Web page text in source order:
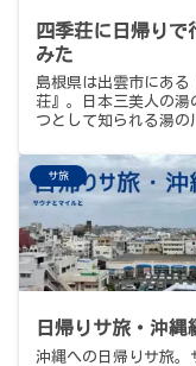
ッフさんたち。サウナ
近所『みやこ食堂』の
かい親子丼。
四季荘に日帰りで
みた
島根県は出雲市にある
荘』。日本三美人の湯
つとして知られる湯の
を聞きつけていつもの
で行ってきました…
サ旅
日帰りサ旅・沖縄
沖縄への日帰りサ旅。